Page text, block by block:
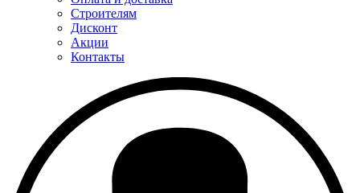
Строителям
Дисконт
Акции
Контакты